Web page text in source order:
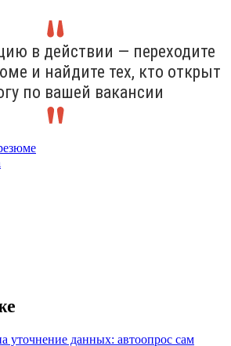
в действии — переходите
и найдите тех, кто открыт
по вашей вакансии